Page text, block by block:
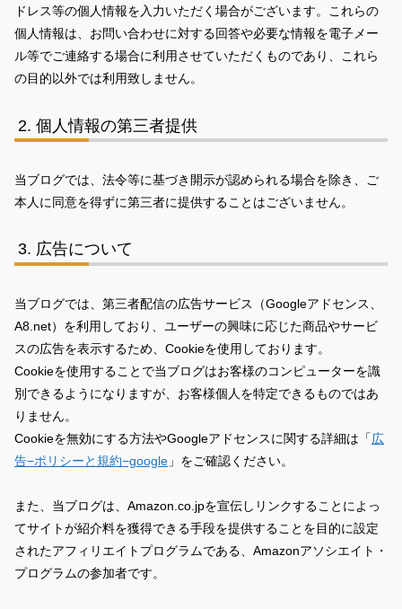
ドレス等の個人情報を入力いただく場合がございます。これらの
個人情報は、お問い合わせに対する回答や必要な情報を電子メー
ル等でご連絡する場合に利用させていただくものであり、これら
の目的以外では利用致しません。
個人情報の第三者提供
当ブログでは、法令等に基づき開示が認められる場合を除き、ご
本人に同意を得ずに第三者に提供することはございません。
広告について
当ブログでは、第三者配信の広告サービス（Googleアドセンス、
A8.net）を利用しており、ユーザーの興味に応じた商品やサービ
スの広告を表示するため、Cookieを使用しております。
Cookieを使用することで当ブログはお客様のコンピューターを識
別できるようになりますが、お客様個人を特定できるものではあ
りません。
Cookieを無効にする方法やGoogleアドセンスに関する詳細は「広
告−ポリシーと規約−google 」をご確認ください。
また、当ブログは、Amazon.co.jpを宣伝しリンクすることによっ
てサイトが紹介料を獲得できる手段を提供することを目的に設定
されたアフィリエイトプログラムである、Amazonアソシエイト・
プログラムの参加者です。